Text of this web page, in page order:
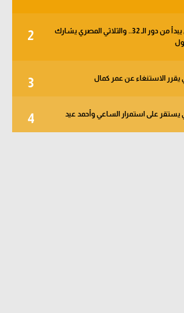
2
خبر في الجول - الأهلي يبدأ من دور الـ 32.. والثلاثي المصري يشارك
3 يقرر الاستنغاء عن عمر كمال
4 يستقر على استمرار الساعي وأحمد عيد